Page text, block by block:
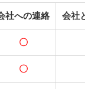
社への連絡 会社と
〇
〇